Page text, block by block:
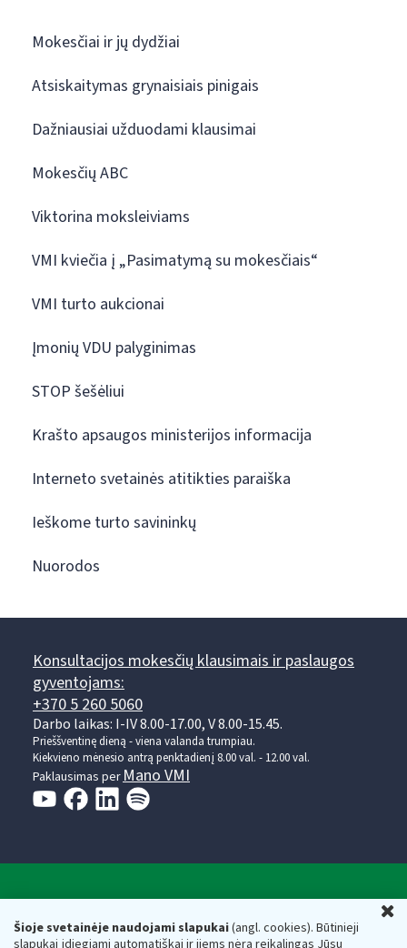
Šioje svetainėje naudojami slapukai(angl. cookies). Būtinieji
slapukai įdiegiami automatiškai ir jiems nėra reikalingas Jūsų
Mokesčiai ir jų dydžiai
Atsiskaitymas grynaisiais pinigais
Dažniausiai užduodami klausimai
Mokesčių ABC
Viktorina moksleiviams
VMI kviečia į „Pasimatymą su mokesčiais“
VMI turto aukcionai
Įmonių VDU palyginimas
STOP šešėliui
Krašto apsaugos ministerijos informacija
Interneto svetainės atitikties paraiška
Ieškome turto savininkų
Nuorodos
Konsultacijos mokesčių klausimais ir paslaugos
gyventojams:
+370 5 260 5060
Darbo laikas: I-IV 8.00-17.00, V 8.00-15.45.
Prieššventinę dieną - viena valanda trumpiau.
Kiekvieno mėnesio antrą penktadienį 8.00 val. - 12.00 val.
Paklausimas perMano VMI
Valstybinė mokesčių inspekcija prie Lietuvos
Respublikos finansų ministerijos